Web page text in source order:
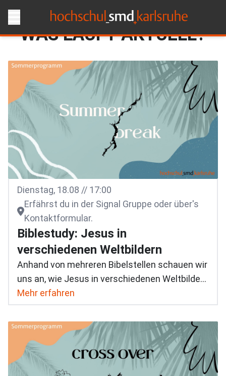
WAS LÄUFT AKTUELL?
Dienstag, 18.08 // 17:00
Erfährst du in der Signal Gruppe oder über's
Kontaktformular.
Biblestudy: Jesus in
verschiedenen Weltbildern
Anhand von mehreren Bibelstellen schauen wir
uns an, wie Jesus in verschiedenen Weltbildern
wirkt. Dabei teilen wir uns in verschiedene
Gruppen auf und tragen die Ergebnisse am
Ende zusammen.
Mehr erfahren